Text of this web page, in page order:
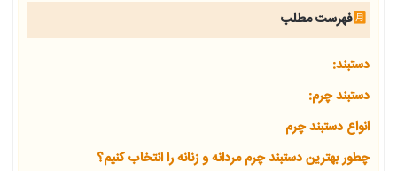
فهرست مطلب
دستبند:
دستبند چرم:
انواع دستبند چرم
چطور بهترین دستبند چرم مردانه و زنانه را انتخاب کنیم؟